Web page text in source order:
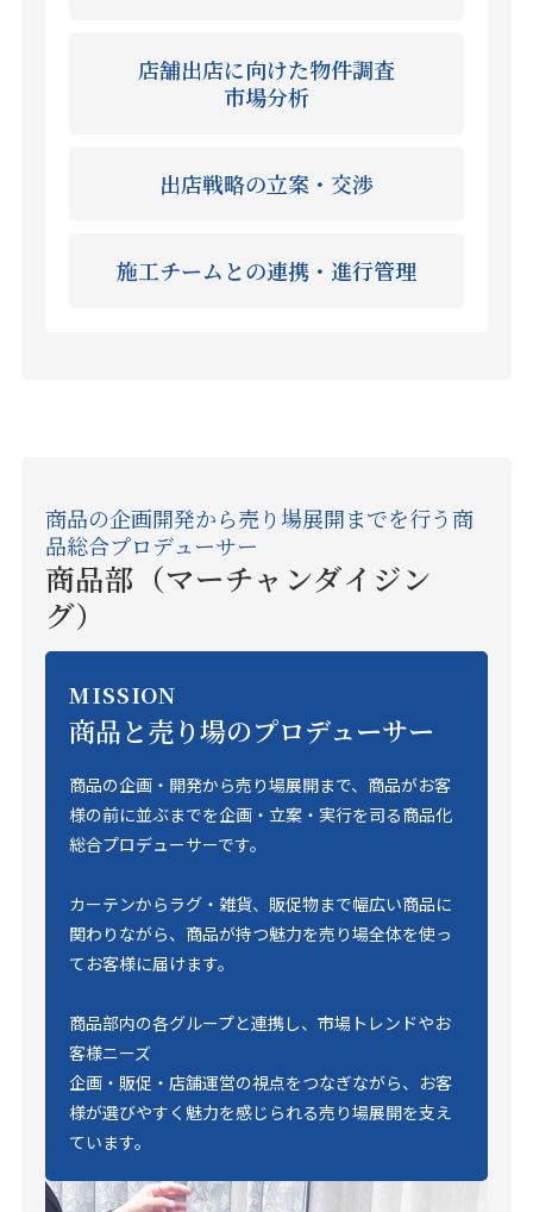
店舗出店に向けた物件調査
市場分析
出店戦略の立案・交渉
施工チームとの連携・進行管理
商品の企画開発から売り場展開までを行う商
品総合プロデューサー
商品部（マーチャンダイジン
グ）
MISSION
商品と売り場のプロデューサー
商品の企画・開発から売り場展開まで、商品がお客
様の前に並ぶまでを企画・立案・実行を司る商品化
総合プロデューサーです。
カーテンからラグ・雑貨、販促物まで幅広い商品に
関わりながら、商品が持つ魅力を売り場全体を使っ
てお客様に届けます。
商品部内の各グループと連携し、市場トレンドやお
客様ニーズ
企画・販促・店舗運営の視点をつなぎながら、お客
様が選びやすく魅力を感じられる売り場展開を支え
ています。